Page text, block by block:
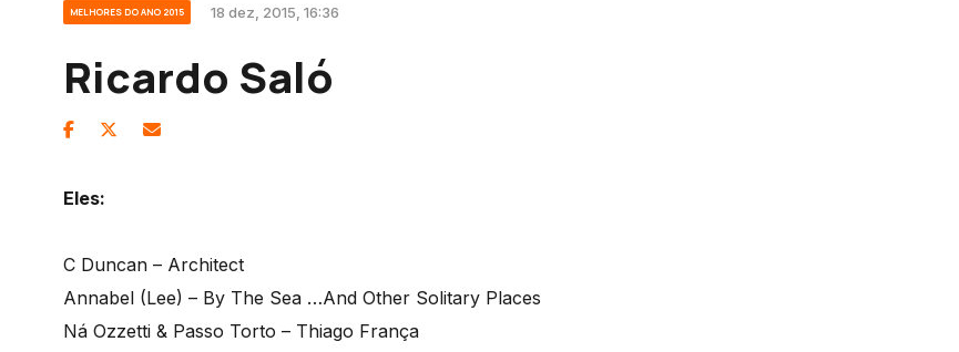
MELHORES DO ANO 2015 18 dez, 2015, 16:36
Ricardo Saló
Eles:
C Duncan – Architect
Annabel (Lee) – By The Sea …And Other Solitary Places
Ná Ozzetti & Passo Torto – Thiago França